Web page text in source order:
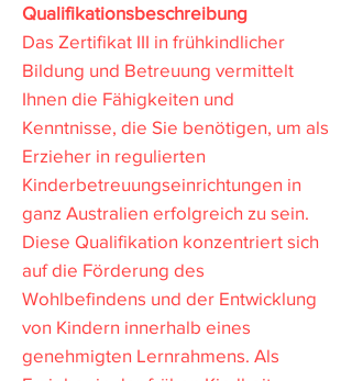
Qualifikationsbeschreibung
Das Zertifikat III in frühkindlicher
Bildung und Betreuung vermittelt
Ihnen die Fähigkeiten und
Kenntnisse, die Sie benötigen, um als
Erzieher in regulierten
Kinderbetreuungseinrichtungen in
ganz Australien erfolgreich zu sein.
Diese Qualifikation konzentriert sich
auf die Förderung des
Wohlbefindens und der Entwicklung
von Kindern innerhalb eines
genehmigten Lernrahmens. Als